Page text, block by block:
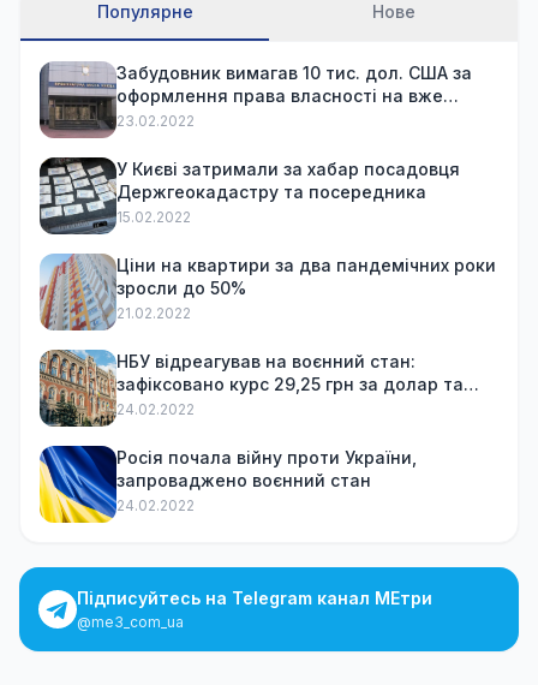
Популярне Нове
Забудовник вимагав 10 тис. дол. США за
оформлення права власності на вже
куплену квартиру
23.02.2022
У Києві затримали за хабар посадовця
Держгеокадастру та посередника
15.02.2022
Ціни на квартири за два пандемічних роки
зросли до 50%
21.02.2022
НБУ відреагував на воєнний стан:
зафіксовано курс 29,25 грн за долар та
обмежив зняття готівки
24.02.2022
Росія почала війну проти України,
запроваджено воєнний стан
24.02.2022
Підписуйтесь на Telegram канал МЕтри
@me3_com_ua